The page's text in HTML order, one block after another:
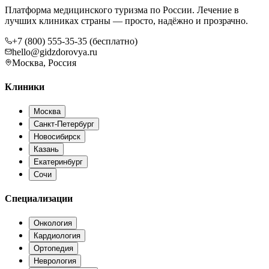
Платформа медицинского туризма по России. Лечение в
лучших клиниках страны — просто, надёжно и прозрачно.
+7 (800) 555-35-35 (бесплатно)
hello@gidzdorovya.ru
Москва, Россия
Клиники
Москва
Санкт-Петербург
Новосибирск
Казань
Екатеринбург
Сочи
Специализации
Онкология
Кардиология
Ортопедия
Неврология